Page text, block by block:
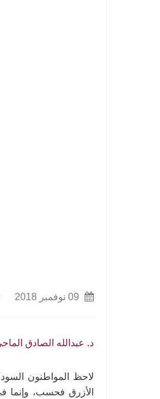
د. عبدالله الصادق
لاحظ المواطنون
الأزرق فحسب، وإنما